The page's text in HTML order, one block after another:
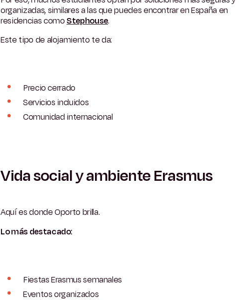
organizadas, similares a las que puedes encontrar en España en
residencias comoStephouse.
Este tipo de alojamiento te da:
Precio cerrado
Servicios incluidos
Comunidad internacional
Vida social y ambiente Erasmus
Aquí es donde Oporto brilla.
Lo más destacado:
Fiestas Erasmus semanales
Eventos organizados